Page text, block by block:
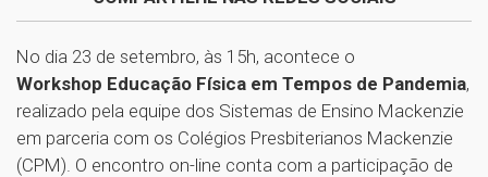
No dia 23 de setembro, às 15h, acontece o
Workshop Educação Física em Tempos de Pandemia,
realizado pela equipe dos Sistemas de Ensino Mackenzie
em parceria com os Colégios Presbiterianos Mackenzie
(CPM). O encontro on-line conta com a participação de